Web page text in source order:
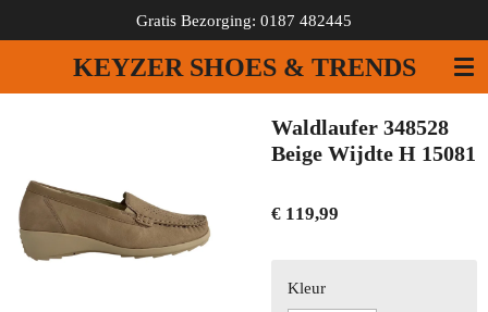
direct
de
KEYZER SHOES & TRENDS
Gratis Bezorging: 0187 482445
Waldlaufer 348528
Beige Wijdte H 15081
€ 119,99
Kleur